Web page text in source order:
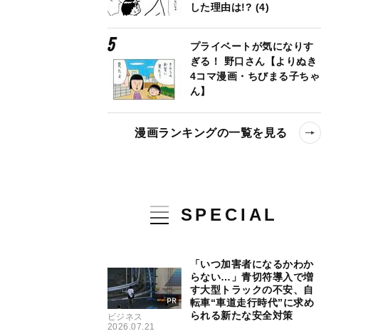
した理由は!? (4)
プライベートが気になりす
ぎる！ 野口さん【よりぬき
4コマ漫画・ちびまる子ちゃ
ん】
漫画ランキングの一覧を見る
SPECIAL
ビジネス
2026.07.21
「いつ加害者になるかわか
らない…」青切符導入で増
す大型トラックの不安、自
転車“車道走行時代”に求め
られる新たな安全対策